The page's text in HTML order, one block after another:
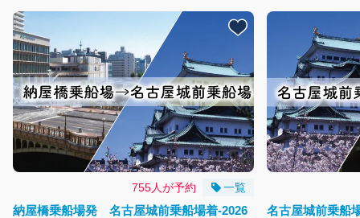
755人が予約 一覧
納屋橋乗船場発 名古屋城前乗船場着-2026
名古屋城前乗船